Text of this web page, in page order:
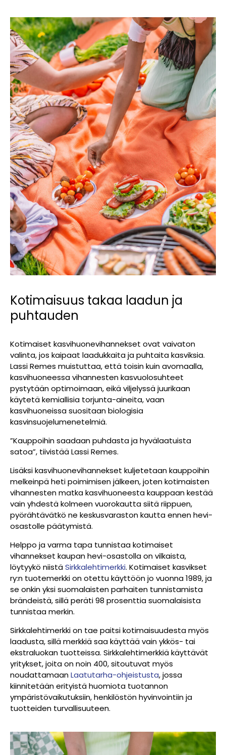
Kotimaisuus takaa laadun ja
puhtauden
Kotimaiset kasvihuonevihannekset ovat vaivaton
valinta, jos kaipaat laadukkaita ja puhtaita kasviksia.
Lassi Remes muistuttaa, että toisin kuin avomaalla,
kasvihuoneessa vihannesten kasvuolosuhteet
pystytään optimoimaan, eikä viljelyssä juurikaan
käytetä kemiallisia torjunta-aineita, vaan
kasvihuoneissa suositaan biologisia
kasvinsuojelumenetelmiä.
”Kauppoihin saadaan puhdasta ja hyvälaatuista
satoa”, tiivistää Lassi Remes.
Lisäksi kasvihuonevihannekset kuljetetaan kauppoihin
melkeinpä heti poimimisen jälkeen, joten kotimaisten
vihannesten matka kasvihuoneesta kauppaan kestää
vain yhdestä kolmeen vuorokautta siitä riippuen,
pyörähtävätkö ne keskusvaraston kautta ennen hevi-
osastolle päätymistä.
Helppo ja varma tapa tunnistaa kotimaiset
vihannekset kaupan hevi-osastolla on vilkaista,
löytyykö niistäSirkkalehtimerkki. Kotimaiset kasvikset
ry:n tuotemerkki on otettu käyttöön jo vuonna 1989, ja
se onkin yksi suomalaisten parhaiten tunnistamista
brändeistä, sillä peräti 98 prosenttia suomalaisista
tunnistaa merkin.
Sirkkalehtimerkki on tae paitsi kotimaisuudesta myös
laadusta, sillä merkkiä saa käyttää vain ykkös- tai
ekstraluokan tuotteissa. Sirkkalehtimerkkiä käyttävät
yritykset, joita on noin 400, sitoutuvat myös
noudattamaanLaatutarha-ohjeistusta, jossa
kiinnitetään erityistä huomiota tuotannon
ympäristövaikutuksiin, henkilöstön hyvinvointiin ja
tuotteiden turvallisuuteen.